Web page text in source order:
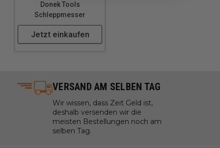
Donek Tools
Schleppmesser
Jetzt einkaufen
VERSAND AM SELBEN TAG
Wir wissen, dass Zeit Geld ist,
deshalb versenden wir die
meisten Bestellungen noch am
selben Tag.